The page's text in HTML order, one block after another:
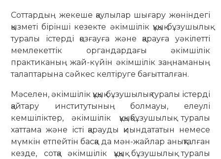
Соттардың жекеше қаулылар шығару жөніндегі
қызметі бірінші кезекте әкімшілік құқық бұзушылық
туралы істерді қозғауға және қарауға уәкілетті
мемлекеттік органдардағы әкімшілік
практиканың жай-күйін әкімшілік заңнаманың
талаптарына сәйкес келтіруге бағытталған.
Мәселен, әкімшілік құқық бұзушылық туралы істерді
қайтару институтының болмауы, елеулі
кемшіліктер, әкімшілік құқықбұзушылық туралы
хаттама және істі қарауды қиындататын немесе
мүмкін етпейтін басқа да мән-жайлар анықталған
кезде, сотқа әкімшілік құқық бұзушылық туралы